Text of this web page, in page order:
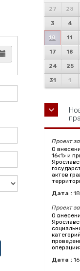
27 28
3 4
10 11
17 18
24 25
31 1
Проект
О
16<1> и
актов
Дата : 18
Проект
О
Дата : 16